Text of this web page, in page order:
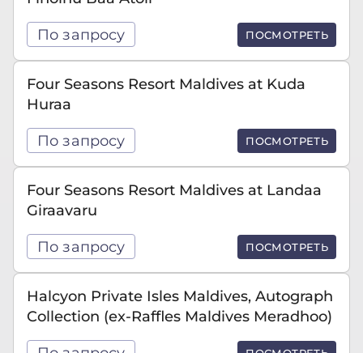
По запросу ПОСМОТРЕТЬ
Four Seasons Resort Maldives at Kuda
Huraa
По запросу ПОСМОТРЕТЬ
Four Seasons Resort Maldives at Landaa
Giraavaru
По запросу ПОСМОТРЕТЬ
Halcyon Private Isles Maldives, Autograph
Collection (ex-Raffles Maldives Meradhoo)